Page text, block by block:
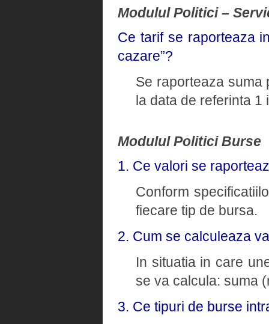
Modulul Politici –
Ce tarif se raporteaza
cazare”?
Se raporteaza suma
la data de referinta 1
Modulul Politici Burse
1. Ce valori se
Conform
fiecare tip de bursa.
2. Cum se calculeaza
In situatia in care
se va calcula: suma
3. Ce tipuri de burse